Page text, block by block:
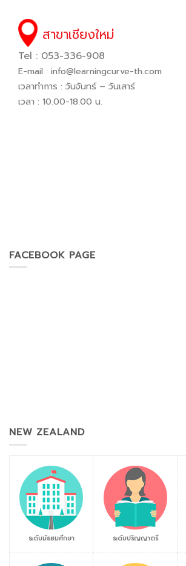
สาขาเชียงใหม่
Tel : 053-336-908
E-mail : info@learningcurve-th.com
เวลาทำการ : วันจันทร์ – วันเสาร์
เวลา : 10.00-18.00 น.
FACEBOOK PAGE
NEW ZEALAND
ระดับมัธยมศึกษา ระดับปริญญาตรี